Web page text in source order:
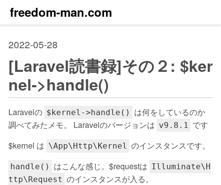
freedom-man.com
2022-05-28
[Laravel読書録]その２: $ker
nel->handle()
Laravelの $kernel->handle()
は何をしているのか
調べてみたメモ。 Laravelのバージョンは v9.8.1
です
$kernel は \App\Http\Kernel のインスタンスです。
handle() はこんな感じ。$requestは Illuminate\H
ttp\Request のインスタンスが入る。